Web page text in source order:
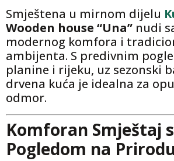
Smještena u mirnom dijelu
Wooden house “Una” nudi
modernog komfora i
ambijenta. S predivnim
planine i rijeku, uz sezonski
drvena kuća je idealna za
odmor.
Komforan Smještaj s
Pogledom na